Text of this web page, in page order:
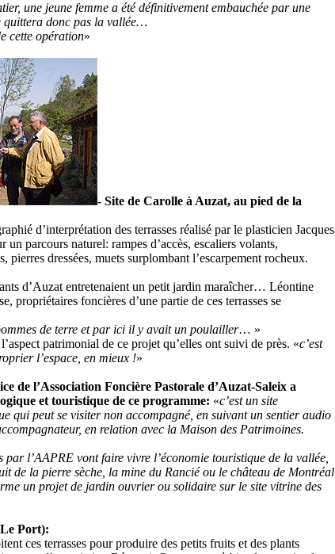
une jeune femme a été définitivement embauchée par une
quittera donc pas la vallée…
cette opération»
- Site de Carolle à Auzat, au pied de la
d’interprétation des terrasses réalisé par le plasticien Jacques
un parcours naturel: rampes d’accès, escaliers volants,
pierres dressées, muets surplombant l’escarpement rocheux.
d’Auzat entretenaient un petit jardin maraîcher… Léontine
propriétaires foncières d’une partie de ces terrasses se
de terre et par ici il y avait un poulailler… »
patrimonial de ce projet qu’elles ont suivi de près. «c’est
l’espace, en mieux !»
de l’Association Foncière Pastorale d’Auzat-Saleix a
et touristique de ce programme: «c’est un site
qui peut se visiter non accompagné, en suivant un sentier audio
en relation avec la Maison des Patrimoines.
par l’AAPRE vont faire vivre l’économie touristique de la vallée,
de la pierre sèche, la mine du Rancié ou le château de Montréal
un projet de jardin ouvrier ou solidaire sur le site vitrine des
Port):
ces terrasses pour produire des petits fruits et des plants